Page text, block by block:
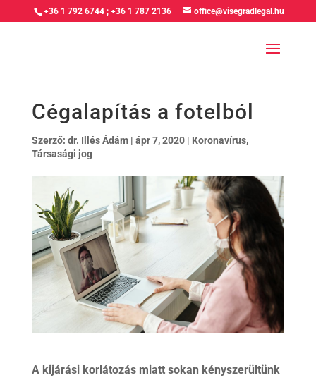
+36 1 792 6744 ;+36 1 787 2136 office@visegradlegal.hu
Cégalapítás a fotelból
Szerző: dr. Illés Ádám| ápr 7, 2020| Koronavírus,
Társasági jog
A kijárási korlátozás miatt sokan kényszerültünk